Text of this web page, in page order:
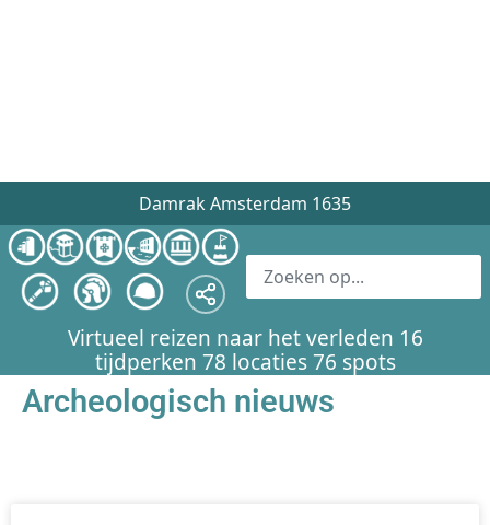
Damrak Amsterdam 1635
Virtueel reizen naar het verleden 16
tijdperken 78 locaties 76 spots
Archeologisch nieuws